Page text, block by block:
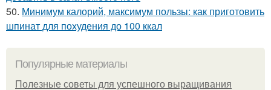
50. Минимум калорий, максимум пользы: как приготовить
шпинат для похудения до 100 ккал
Популярные материалы
Полезные советы для успешного выращивания